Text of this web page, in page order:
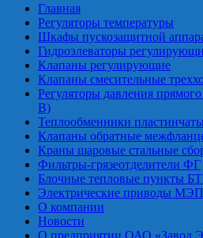
Главная
Регуляторы температуры
Шкафы пускозащитной
Гидроэлеваторы
Клапаны регулирующие
Клапаны смесительные
Регуляторы давления
В)
Теплообменники
Клапаны обратные
Краны шаровые стальные
Фильтры-грязеотделители ФГ
Блочные тепловые пункты
Электрические приводы
О компании
Новости
О предприятии ОАО «Завод